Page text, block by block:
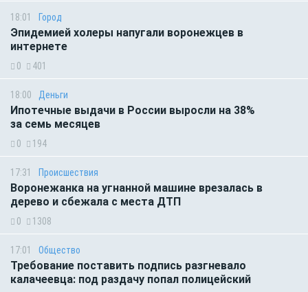
18:01 Город
Эпидемией холеры напугали воронежцев в
интернете
0 401
18:00 Деньги
Ипотечные выдачи в России выросли на 38%
за семь месяцев
0 194
17:31 Происшествия
Воронежанка на угнанной машине врезалась в
дерево и сбежала с места ДТП
0 1308
17:01 Общество
Требование поставить подпись разгневало
калачеевца: под раздачу попал полицейский